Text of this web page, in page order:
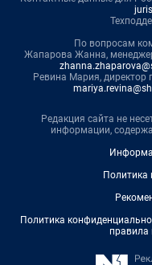
По вопросам
Жапарова Жанна,
Ревина Мария, директор
Редакция сайта не
информации,
Политика
Политика
правила